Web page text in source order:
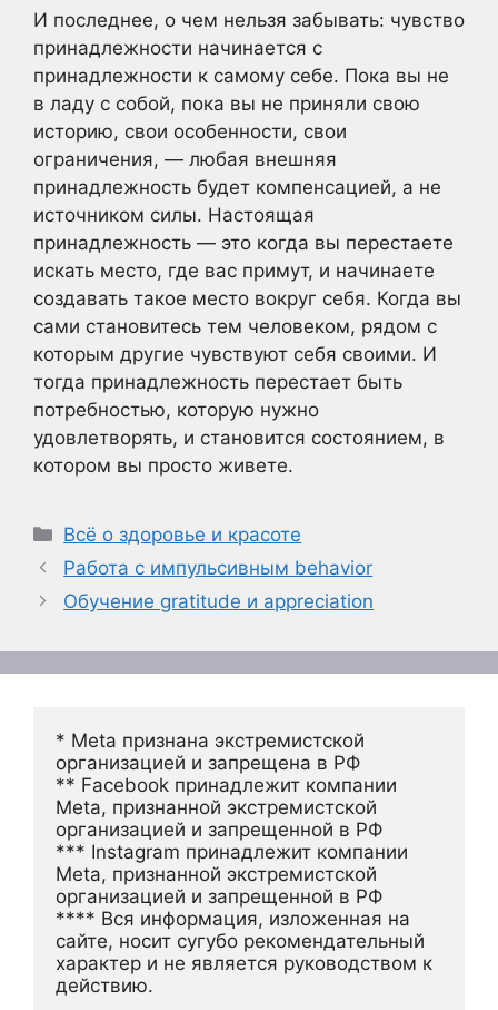
И последнее, о чем нельзя забывать: чувство
принадлежности начинается с
принадлежности к самому себе. Пока вы не
в ладу с собой, пока вы не приняли свою
историю, свои особенности, свои
ограничения, — любая внешняя
принадлежность будет компенсацией, а не
источником силы. Настоящая
принадлежность — это когда вы перестаете
искать место, где вас примут, и начинаете
создавать такое место вокруг себя. Когда вы
сами становитесь тем человеком, рядом с
которым другие чувствуют себя своими. И
тогда принадлежность перестает быть
потребностью, которую нужно
удовлетворять, и становится состоянием, в
котором вы просто живете.
Рубрики
Всё о здоровье и красоте
Работа с импульсивным behavior
Обучение gratitude и appreciation
* Meta признана экстремистской
организацией и запрещена в РФ
** Facebook принадлежит компании
Meta, признанной экстремистской
организацией и запрещенной в РФ
*** Instagram принадлежит компании
Meta, признанной экстремистской
организацией и запрещенной в РФ
**** Вся информация, изложенная на
сайте, носит сугубо рекомендательный
характер и не является руководством к
действию.